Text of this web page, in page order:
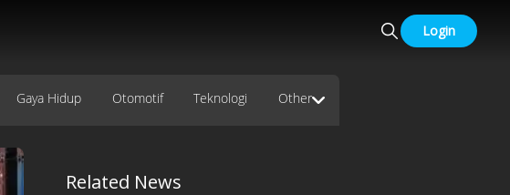
Login
Gaya Hidup Otomotif Teknologi Other
Related News